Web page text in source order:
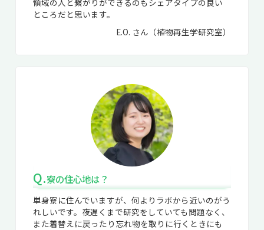
領域の人と繋がりができるのもシェアタイプの良い
ところだと思います。
E.O. さん（植物再生学研究室）
Q.寮の住心地は？
単身寮に住んでいますが、何よりラボから近いのがう
れしいです。夜遅くまで研究をしていても問題なく、
また着替えに戻ったり忘れ物を取りに行くときにも